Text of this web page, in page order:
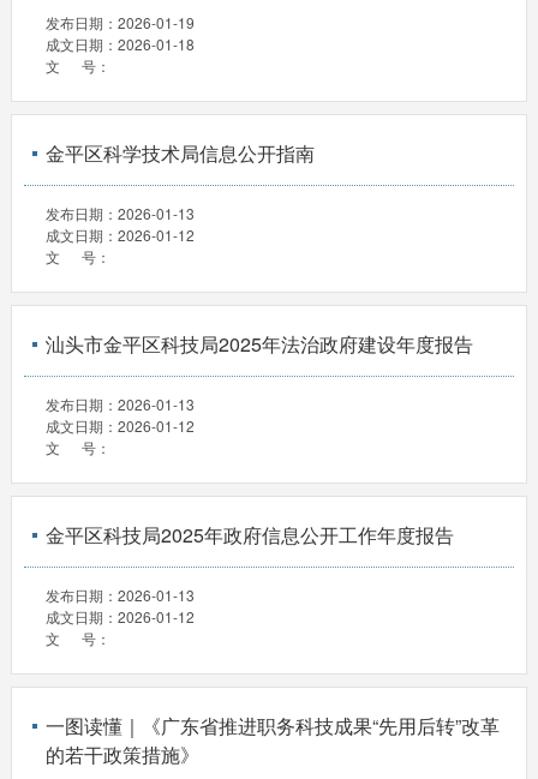
发布日期： 2026-01-19
成文日期： 2026-01-18
文 号：
金平区科学技术局信息公开指南
发布日期： 2026-01-13
成文日期： 2026-01-12
文 号：
汕头市金平区科技局2025年法治政府建设年度报告
发布日期： 2026-01-13
成文日期： 2026-01-12
文 号：
金平区科技局2025年政府信息公开工作年度报告
发布日期： 2026-01-13
成文日期： 2026-01-12
文 号：
一图读懂｜《广东省推进职务科技成果“先用后转”改革
的若干政策措施》